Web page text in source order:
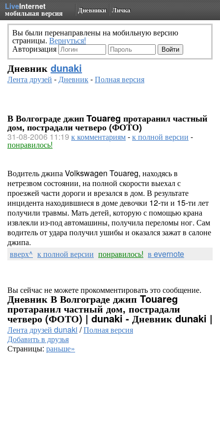
LiveInternet
мобильная версия Дневники Личка
Вы были перенаправлены на мобильную версию
страницы. Вернуться!
Авторизация
Дневник dunaki
Лента друзей -Дневник-Полная версия
В Волгограде джип Touareg протаранил частный
дом, пострадали четверо (ФОТО)
31-08-2006 11:19 к комментариям-к полной версии -
понравилось!
Водитель джипа Volkswagen Touareg, находясь в
нетрезвом состоянии, на полной скорости выехал с
проезжей части дороги и врезался в дом. В результате
инцидента находившиеся в доме девочки 12-ти и 15-ти лет
получили травмы. Мать детей, которую с помощью крана
извлекли из-под автомашины, получила переломы ног. Сам
водитель от удара получил ушибы и оказался зажат в салоне
джипа.
вверх^ к полной версии понравилось! в evernote
Вы сейчас не можете прокомментировать это сообщение.
Дневник В Волгограде джип Touareg
протаранил частный дом, пострадали
четверо (ФОТО) | dunaki - Дневник dunaki |
Лента друзей dunaki /Полная версия
Добавить в друзья
Страницы: раньше»